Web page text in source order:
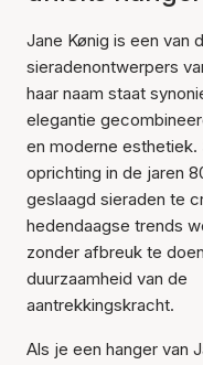
Jane Kønig is een van
sieradenontwerpers
haar naam staat
elegantie
en moderne esthetiek.
oprichting in de jaren
geslaagd sieraden te
hedendaagse trends
zonder afbreuk te
duurzaamheid van de
aantrekkingskracht.
Als je een hanger van